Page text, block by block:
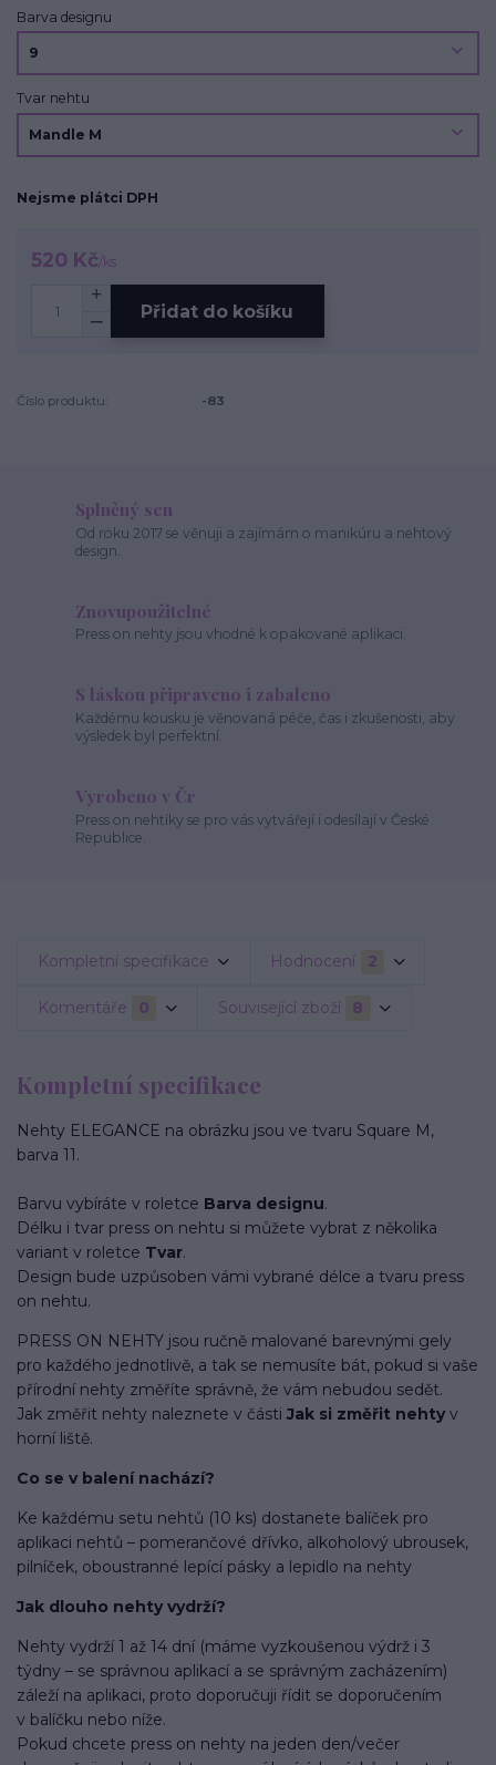
Barva designu
Tvar nehtu
Nejsme plátci DPH
520 Kč/ks
Přidat do košíku
Číslo produktu: -83
Splněný sen
Od roku 2017 se věnuji a zajímám o manikúru a nehtový
design.
Znovupoužitelné
Press on nehty jsou vhodné k opakované aplikaci.
S láskou připraveno i zabaleno
Každému kousku je věnovaná péče, čas i zkušenosti, aby
výsledek byl perfektní.
Vyrobeno v Čr
Press on nehtíky se pro vás vytvářejí i odesílají v České
Republice.
Kompletní specifikace Hodnocení 2
Komentáře 0 Související zboží 8
Kompletní specifikace
Nehty ELEGANCE na obrázku jsou ve tvaru Square M,
barva 11.
Barvu vybíráte v roletce Barva designu.
Délku i tvar press on nehtu si můžete vybrat z několika
variant v roletce Tvar.
Design bude uzpůsoben vámi vybrané délce a tvaru press
on nehtu.
PRESS ON NEHTY jsou ručně malované barevnými gely
pro každého jednotlivě, a tak se nemusíte bát, pokud si vaše
přírodní nehty změříte správně, že vám nebudou sedět.
Jak změřit nehty naleznete v části Jak si změřit nehty v
horní liště.
Co se v balení nachází?
Ke každému setu nehtů (10 ks) dostanete balíček pro
aplikaci nehtů – pomerančové dřívko, alkoholový ubrousek,
pilníček, oboustranné lepící pásky a lepidlo na nehty
Jak dlouho nehty vydrží?
Nehty vydrží 1 až 14 dní (máme vyzkoušenou výdrž i 3
týdny – se správnou aplikací a se správným zacházením)
záleží na aplikaci, proto doporučuji řídit se doporučením
v balíčku nebo níže.
Pokud chcete press on nehty na jeden den/večer